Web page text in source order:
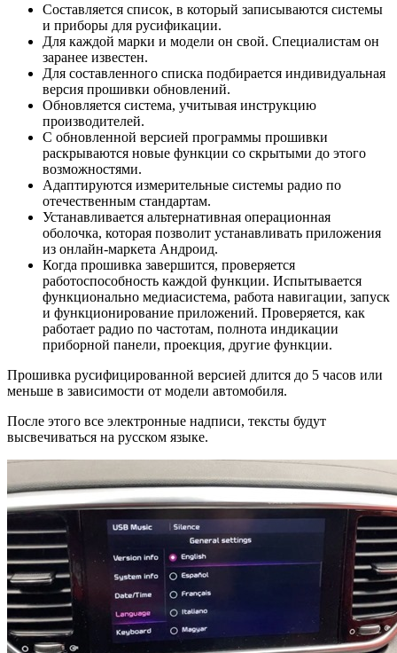
Составляется список, в который записываются системы
и приборы для русификации.
Для каждой марки и модели он свой. Специалистам он
заранее известен.
Для составленного списка подбирается индивидуальная
версия прошивки обновлений.
Обновляется система, учитывая инструкцию
производителей.
С обновленной версией программы прошивки
раскрываются новые функции со скрытыми до этого
возможностями.
Адаптируются измерительные системы радио по
отечественным стандартам.
Устанавливается альтернативная операционная
оболочка, которая позволит устанавливать приложения
из онлайн-маркета Андроид.
Когда прошивка завершится, проверяется
работоспособность каждой функции. Испытывается
функционально медиасистема, работа навигации, запуск
и функционирование приложений. Проверяется, как
работает радио по частотам, полнота индикации
приборной панели, проекция, другие функции.
Прошивка русифицированной версией длится до 5 часов или
меньше в зависимости от модели автомобиля.
После этого все электронные надписи, тексты будут
высвечиваться на русском языке.